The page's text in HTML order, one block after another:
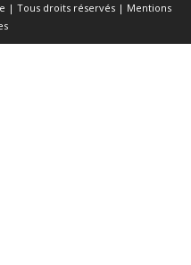
| Tous droits réservés | Mentions